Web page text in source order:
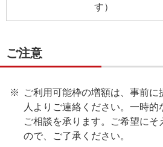
す）
ご注意
ご利用可能枠の増額は、事前に
人よりご連絡ください。一時
ご相談を承ります。ご希望にそ
ので、ご了承ください。